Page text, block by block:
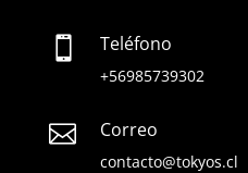
 Teléfono
+56985739302
 Correo
contacto@tokyos.cl